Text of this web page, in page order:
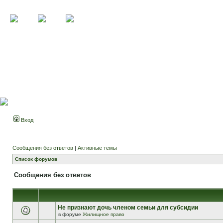
Вход
Сообщения без ответов | Активные темы
Список форумов
Сообщения без ответов
Не признают дочь членом семьи для субсидии
в форуме Жилищное право